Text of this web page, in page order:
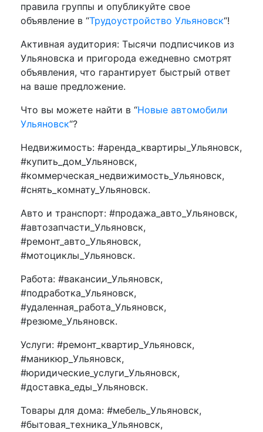
правила группы и опубликуйте свое
объявление в “Трудоустройство Ульяновск“!
Активная аудитория: Тысячи подписчиков из
Ульяновска и пригорода ежедневно смотрят
объявления, что гарантирует быстрый ответ
на ваше предложение.
Что вы можете найти в “Новые автомобили
Ульяновск“?
Недвижимость: #аренда_квартиры_Ульяновск,
#купить_дом_Ульяновск,
#коммерческая_недвижимость_Ульяновск,
#снять_комнату_Ульяновск.
Авто и транспорт: #продажа_авто_Ульяновск,
#автозапчасти_Ульяновск,
#ремонт_авто_Ульяновск,
#мотоциклы_Ульяновск.
Работа: #вакансии_Ульяновск,
#подработка_Ульяновск,
#удаленная_работа_Ульяновск,
#резюме_Ульяновск.
Услуги: #ремонт_квартир_Ульяновск,
#маникюр_Ульяновск,
#юридические_услуги_Ульяновск,
#доставка_еды_Ульяновск.
Товары для дома: #мебель_Ульяновск,
#бытовая_техника_Ульяновск,